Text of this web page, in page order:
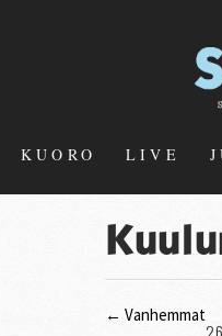
KUORO LIVE
← Vanhemmat